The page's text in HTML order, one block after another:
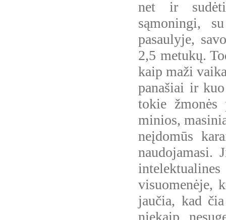
net ir
sąmoningi,
pasaulyje,
2,5 metukų.
kaip maži
panašiai ir
tokie
minios,
neįdomūs
naudojamasi.
visuomenėje,
jaučia, kad
niekaip